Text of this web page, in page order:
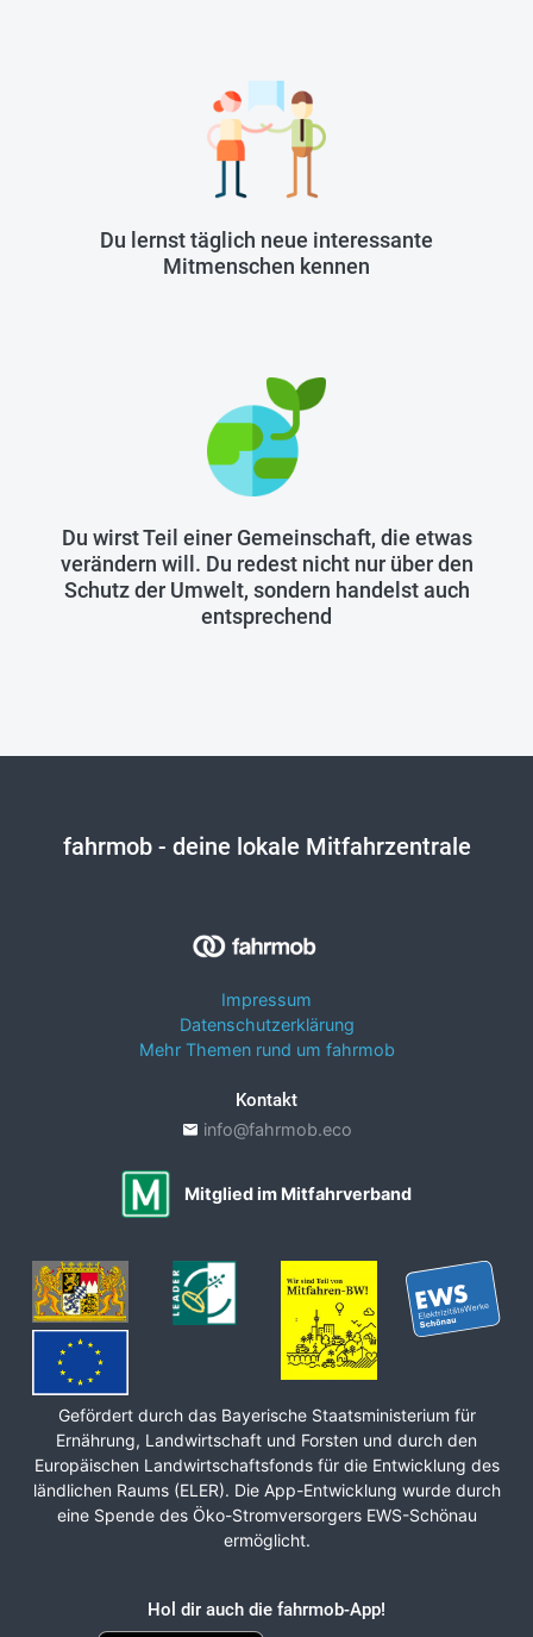
Du lernst täglich neue interessante
Mitmenschen kennen
Du wirst Teil einer Gemeinschaft, die etwas
verändern will. Du redest nicht nur über den
Schutz der Umwelt, sondern handelst auch
entsprechend
fahrmob- deine lokale Mitfahrzentrale
Impressum
Datenschutzerklärung
Mehr Themen rund um fahrmob
Kontakt
info@fahrmob.eco
Mitglied im Mitfahrverband
Gefördert durch das Bayerische Staats­ministerium für
Ernährung, Land­wirt­schaft und Forsten und durch den
Europäischen Land­wirt­schafts­fonds für die Ent­wicklung des
ländlichen Raums (ELER). Die App-Entwicklung wurde durch
eine Spende des Öko-Stromversorgers EWS-Schönau
ermöglicht.
Hol dir auch die fahrmob-App!